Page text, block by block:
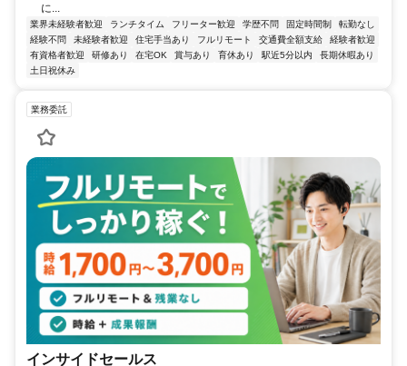
に...
業界未経験者歓迎 ランチタイム フリーター歓迎 学歴不問 固定時間制
転勤なし
経験不問
未経験者歓迎 住宅手当あり フルリモート 交通費全額支給
経験者歓迎
有資格者歓迎
研修あり 在宅OK 賞与あり 育休あり 駅近5分以内
長期休暇あり
土日祝休み
業務委託
インサイドセールス